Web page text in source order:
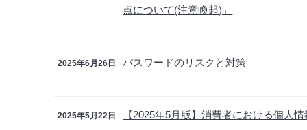
点について(注意喚起)」
2025年6月26日 パスワードのリスクと対策
2025年5月22日 【2025年5月版】消費者における個人